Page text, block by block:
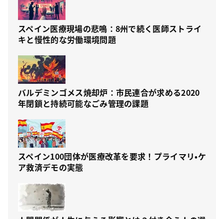
スペイン医療現場の悲鳴：8州で続く医師ストライ
キと慢性的な労働環境問題
バルデミンゴメス焼却炉：市民連合が求める2020
年閉鎖と持続可能なごみ管理の課題
スペイン100団体が医療改革を要求！プライマリ・ケ
ア救済デモの実態